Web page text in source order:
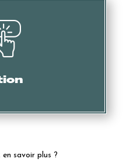
des services douaniers,
en savoir plus ?